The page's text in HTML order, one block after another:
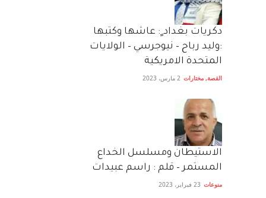
دكريات بغداد ٍ: عاشها وكتبها
:وليد رباح – نيوجرسي – الولايات
المتحدة الامريكية
القصة, مختارات 2 مارس، 2023
الاستيطان ومسلسل الخداع
المستمر – قلم : راسم عبيدات
منوعات 23 فبراير، 2023